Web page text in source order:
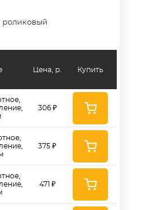
роликовый
Цена, р.
306 ₽
375 ₽
471 ₽
Купить